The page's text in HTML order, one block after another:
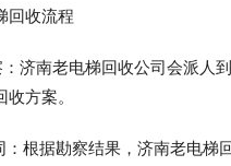
回收流程
：济南老电梯回收公司会派人
方案。
：根据勘察结果，济南老电梯